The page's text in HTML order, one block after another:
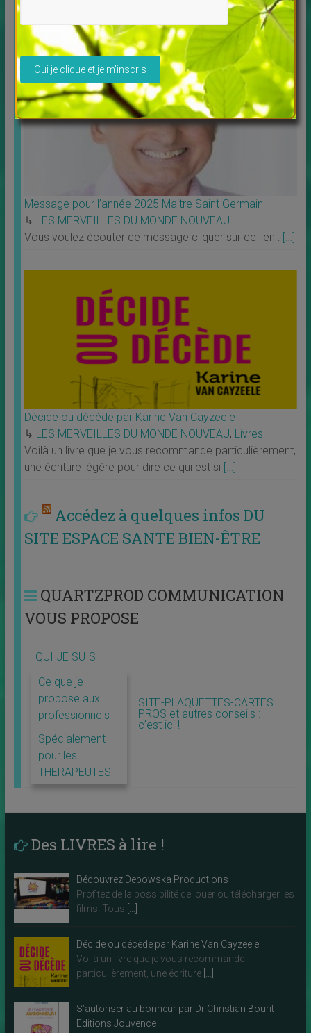
Profitez de la possibilité de louer ou télécharger les
films. Tous les films vous sont proposés en […]
Message pour l’année 2025 Maitre Saint Germain
↳ LES MERVEILLES DU MONDE NOUVEAU
Vous voulez écouter ce message cliquer sur ce lien : […]
Décide ou décède par Karine Van Cayzeele
↳ LES MERVEILLES DU MONDE NOUVEAU, Livres
Voilà un livre que je vous recommande particulièrement,
une écriture légére pour dire ce qui est si […]
Accédez à quelques infos DU
SITE ESPACE SANTE BIEN-ÊTRE
QUARTZPROD COMMUNICATION
VOUS PROPOSE
QUI JE SUIS
Ce que je
propose aux
professionnels
Spécialement
pour les
THERAPEUTES
SITE-PLAQUETTES-CARTES
PROS et autres conseils :
c’est ici !
Des LIVRES à lire !
Découvrez Debowska Productions
Profitez de la possibilité de louer ou télécharger les
films. Tous […]
Décide ou décède par Karine Van Cayzeele
Voilà un livre que je vous recommande
particulièrement, une écriture […]
S’autoriser au bonheur par Dr Christian Bourit
Editions Jouvence
Veuillez laisser ce champ vide.